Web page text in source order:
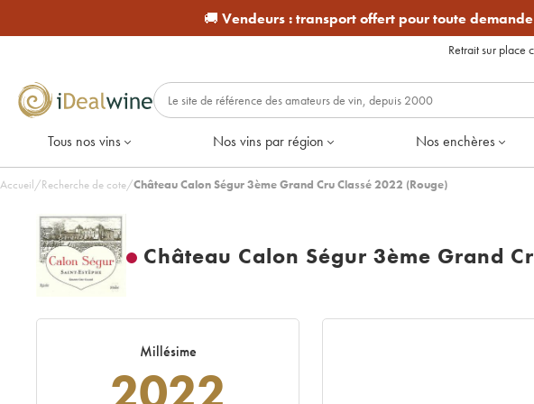
🚚 Vendeurs :transport offert pour toute
Retrait sur place
Tous nos vins Nos vins par région Nos enchères
Accueil/Recherche de cote/Château Calon Ségur 3ème Grand Cru Classé 2022 (Rouge)
Château Calon Ségur 3ème Grand
Millésime